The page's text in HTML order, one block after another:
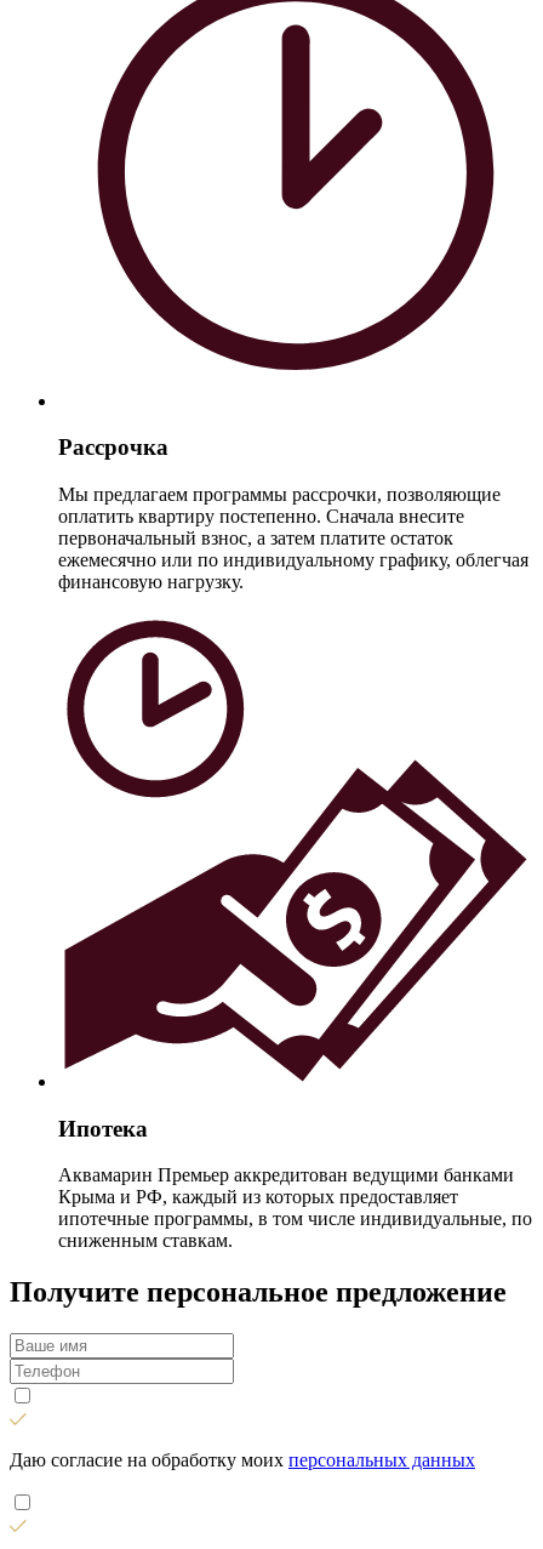
Рассрочка
Мы предлагаем программы рассрочки, позволяющие
оплатить квартиру постепенно. Сначала внесите
первоначальный взнос, а затем платите остаток
ежемесячно или по индивидуальному графику, облегчая
финансовую нагрузку.
Ипотека
Аквамарин Премьер аккредитован ведущими банками
Крыма и РФ, каждый из которых предоставляет
ипотечные программы, в том числе индивидуальные, по
сниженным ставкам.
Получите персональное предложение
Даю согласие на обработку моих персональных данных